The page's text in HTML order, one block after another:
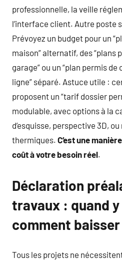
professionnelle, la veille
l’interface client. Autre poste
Prévoyez un budget pour un
maison” alternatif, des “plans
garage” ou un “plan permis
ligne” séparé. Astuce utile :
proposent un “tarif dossier
modulable, avec options à la
d’esquisse, perspective 3D,
thermiques. C’est une
coût à votre besoin réel.
Déclaration
travaux : quand
comment
Tous les projets ne